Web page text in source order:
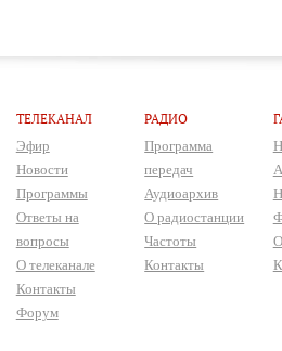
ТЕЛЕКАНАЛ
Эфир
Новости
Программы
Ответы на
вопросы
О телеканале
Контакты
Форум
РАДИО
Программа
передач
Аудиоархив
О радиостанции
Частоты
Контакты